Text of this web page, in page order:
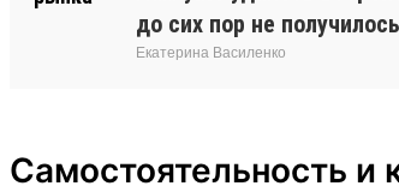
до сих пор не
Екатерина Василенко
Самостоятельность и